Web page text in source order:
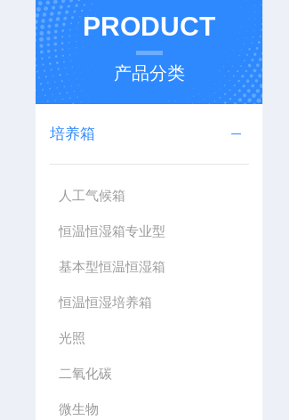
PRODUCT
产品分类
培养箱
人工气候箱
恒温恒湿箱专业型
基本型恒温恒湿箱
恒温恒湿培养箱
光照
二氧化碳
微生物